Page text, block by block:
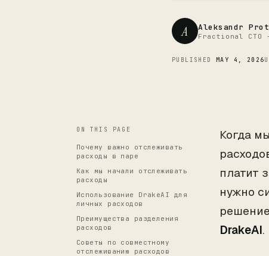
A Aleksandr
Fractional CTO
PUBLISHED MAY 4, 2026
ON THIS PAGE
Почему важно отслеживать
расходы в паре
Как мы начали отслеживать
расходы
Использование DrakeAI для
личных расходов
Преимущества разделения
расходов
Советы по совместному
отслеживанию расходов
Когда
платит
нужно
DrakeAI.